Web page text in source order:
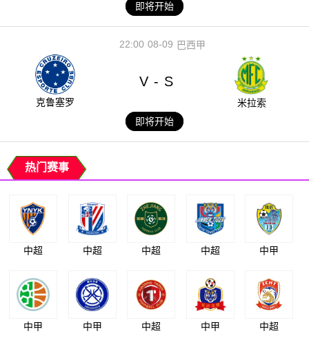
即将开始
08-09
22:00 巴西甲
克鲁塞罗
V - S
米拉索
即将开始
热门赛事
中超 中超 中超 中超 中甲
中甲 中甲 中超 中甲 中超